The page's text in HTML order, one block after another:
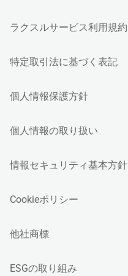
ラクスルサービス利用規約
特定取引法に基づく表記
個人情報保護方針
個人情報の取り扱い
情報セキュリティ基本方針
Cookieポリシー
他社商標
ESGの取り組み